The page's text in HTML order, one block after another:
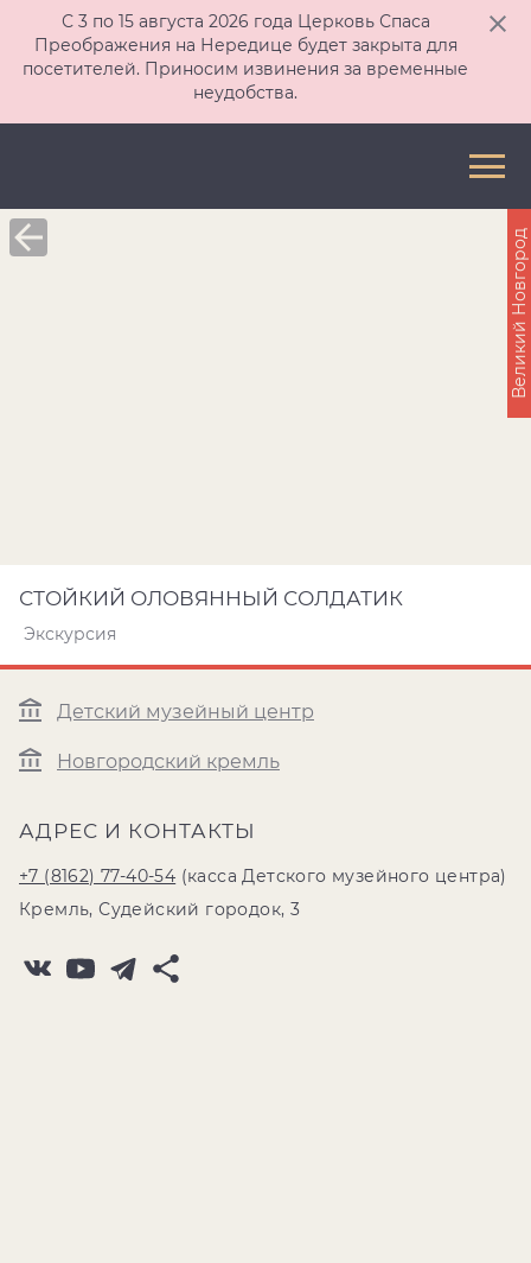
С 3 по 15 августа 2026 года Церковь Спаса
Преображения на Нередице будет закрыта для
посетителей. Приносим извинения за временные
неудобства.
СТОЙКИЙ ОЛОВЯННЫЙ СОЛДАТИК
Экскурсия
Детский музейный центр
Новгородский кремль
АДРЕС И КОНТАКТЫ
+7 (8162) 77-40-54 (касса Детского музейного центра)
Кремль, Судейский городок, 3
Великий Новгород